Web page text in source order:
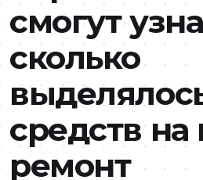
смогут
сколько
средств на
ремонт